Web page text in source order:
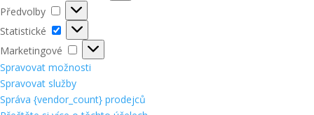
Předvolby
Předvolby
Statistické
Statistické
Marketingové
Marketingové
Spravovat možnosti
Spravovat služby
Správa {vendor_count} prodejců